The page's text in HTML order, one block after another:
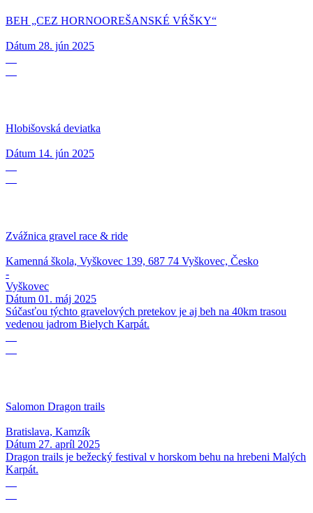
BEH „CEZ HORNOOREŠANSKÉ VŔŠKY“
Dátum 28. jún 2025
Hlobišovská deviatka
Dátum 14. jún 2025
Zvážnica gravel race & ride
Kamenná škola, Vyškovec 139, 687 74 Vyškovec, Česko
-
Vyškovec
Dátum 01. máj 2025
Súčasťou týchto gravelových pretekov je aj beh na 40km trasou
vedenou jadrom Bielych Karpát.
Salomon Dragon trails
Bratislava, Kamzík
Dátum 27. apríl 2025
Dragon trails je bežecký festival v horskom behu na hrebeni Malých
Karpát.